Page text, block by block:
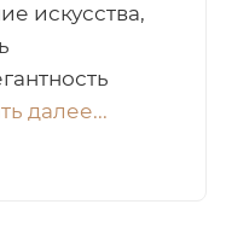
искусства,
далее...